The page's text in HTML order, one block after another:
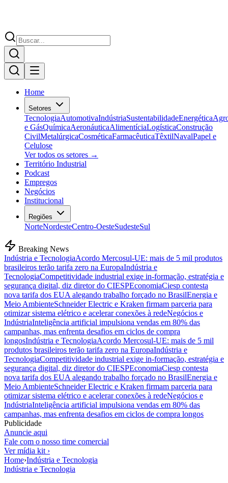
Home
Setores
TecnologiaAutomotivaIndústriaSustentabilidadeEnergética
e GásQuímicaAeronáuticaAlimentíciaLogísticaConstrução
CivilMetalúrgicaCosméticaFarmacêuticaTêxtilNavalPapel e
Celulose
Ver todos os setores →
Território Industrial
Podcast
Empregos
Negócios
Institucional
Regiões
NorteNordesteCentro-OesteSudesteSul
Breaking News
Indústria e TecnologiaAcordo Mercosul-UE: mais de 5 mil produtos
brasileiros terão tarifa zero na EuropaIndústria e
TecnologiaCompetitividade industrial exige in-formação, estratégia e
segurança digital, diz diretor do CIESPEconomiaCiesp contesta
nova tarifa dos EUA alegando trabalho forçado no BrasilEnergia e
Meio AmbienteSchneider Electric e Kraken firmam parceria para
otimizar sistema elétrico e acelerar conexões à redeNegócios e
IndústriaInteligência artificial impulsiona vendas em 80% das
campanhas, mas enfrenta desafios em ciclos de compra
longosIndústria e TecnologiaAcordo Mercosul-UE: mais de 5 mil
produtos brasileiros terão tarifa zero na EuropaIndústria e
TecnologiaCompetitividade industrial exige in-formação, estratégia e
segurança digital, diz diretor do CIESPEconomiaCiesp contesta
nova tarifa dos EUA alegando trabalho forçado no BrasilEnergia e
Meio AmbienteSchneider Electric e Kraken firmam parceria para
otimizar sistema elétrico e acelerar conexões à redeNegócios e
IndústriaInteligência artificial impulsiona vendas em 80% das
campanhas, mas enfrenta desafios em ciclos de compra longos
Publicidade
Anuncie aqui
Fale com o nosso time comercial
Ver mídia kit ›
Home›Indústria e Tecnologia
Indústria e Tecnologia